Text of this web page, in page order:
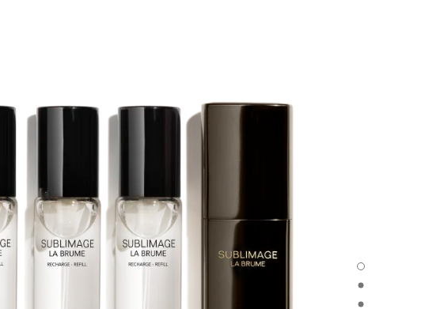
SUBLIMAGE LA BRUME - العرض الافتراضي
SUBLIMAGE LA BRUME - العرض البديل 1
SUBLIMAGE LA BRUME - عرض المواد الأساسية